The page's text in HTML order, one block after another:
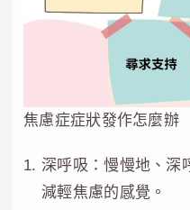
焦慮症症狀發作怎麼辦
深呼吸：慢慢地、深
減輕焦慮的感覺。